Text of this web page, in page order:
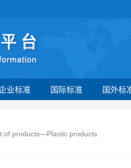
业标准 国际标准 国外标
of products—Plastic products